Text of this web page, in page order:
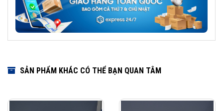
SẢN PHẨM KHÁC CÓ THỂ BẠN QUAN TÂM